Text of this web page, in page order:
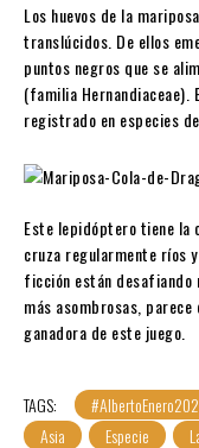
Los huevos de la
translúcidos. De ellos
puntos negros que se
(familia Hernandiaceae).
registrado en especies de
Este lepidóptero tiene la
cruza regularmente ríos
ficción están desafiando
más asombrosas,
ganadora de este juego.
TAGS:
Asia
Especie